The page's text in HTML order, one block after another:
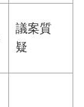
議案質
疑